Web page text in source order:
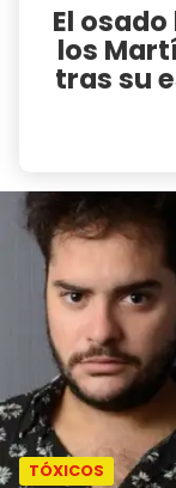
El
los
tras su
TÓXICOS